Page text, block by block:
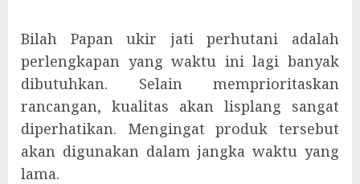
Bilah Papan ukir jati perhutani adalah
perlengkapan yang waktu ini lagi banyak
dibutuhkan. Selain memprioritaskan
rancangan, kualitas akan lisplang sangat
diperhatikan. Mengingat produk tersebut
akan digunakan dalam jangka waktu yang
lama.